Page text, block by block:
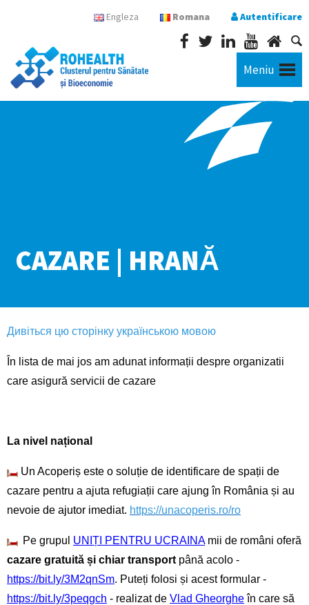
Engleza Romana Autentificare
Meniu
CAZARE | HRANĂ
Дивіться цю сторінку українською мовою
În lista de mai jos am adunat informații despre organizatii
care asigură servicii de cazare
La nivel național
Un Acoperiș este o soluție de identificare de spații de
cazare pentru a ajuta refugiații care ajung în România și au
nevoie de ajutor imediat. https://unacoperis.ro/ro
Pe grupul UNIȚI PENTRU UCRAINAmii de români oferă
cazare gratuită și chiar transport până acolo -
https://bit.ly/3M2qnSm. Puteți folosi și acest formular -
https://bit.ly/3peqgch - realizat de Vlad Gheorgheîn care să